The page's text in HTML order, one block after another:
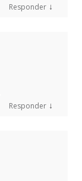
Responder ↓
Responder ↓